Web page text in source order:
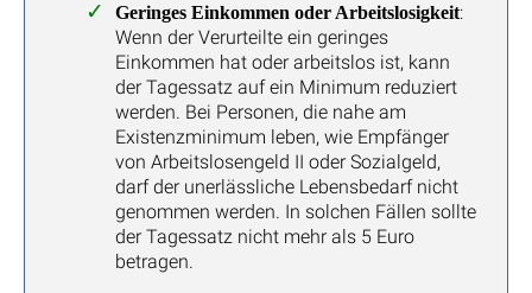
Geringes Einkommen oder Arbeitslosigkeit:
Wenn der Verurteilte ein geringes
Einkommen hat oder arbeitslos ist, kann
der Tagessatz auf ein Minimum reduziert
werden. Bei Personen, die nahe am
Existenzminimum leben, wie Empfänger
von Arbeitslosengeld II oder Sozialgeld,
darf der unerlässliche Lebensbedarf nicht
genommen werden. In solchen Fällen sollte
der Tagessatz nicht mehr als 5 Euro
betragen.